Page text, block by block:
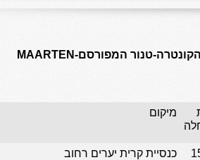
15:00 אורחי הפסטיבל מהולנד- הקונטרה-טנור המפורסם-MAARTEN
מיקום
כנסיית קרית יערים רחוב